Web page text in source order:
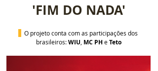
'FIM DO NADA'
O projeto conta com as participações dos
brasileiros: WIU MC PH e Teto